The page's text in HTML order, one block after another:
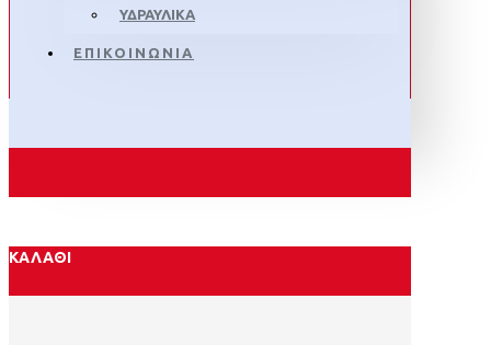
ΥΔΡΑΥΛΙΚΑ
ΕΠΙΚΟΙΝΩΝΙΑ
ΚΑΛΆΘΙ